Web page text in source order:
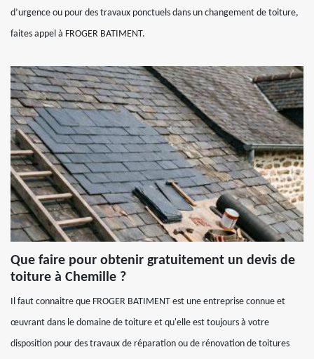
d’urgence ou pour des travaux ponctuels dans un changement de toiture,
faites appel à FROGER BATIMENT.
Que faire pour obtenir gratuitement un devis de
toiture à Chemille ?
Il faut connaitre que FROGER BATIMENT est une entreprise connue et
œuvrant dans le domaine de toiture et qu'elle est toujours à votre
disposition pour des travaux de réparation ou de rénovation de toitures